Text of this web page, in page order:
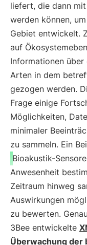
liefert, die dann
werden können, um
Gebiet entwickelt.
auf
Informationen
Arten in dem
gezogen werden.
Frage einige
Möglichkeiten,
minimaler
zu sammeln. Ein
Bioakustik-
Anwesenheit
Zeitraum hinweg
Auswirkungen
zu bewerten.
3Bee entwickelte
Überwachung der